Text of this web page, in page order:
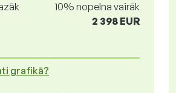
10% nopelna vairāk
2 398 EUR
grafikā?